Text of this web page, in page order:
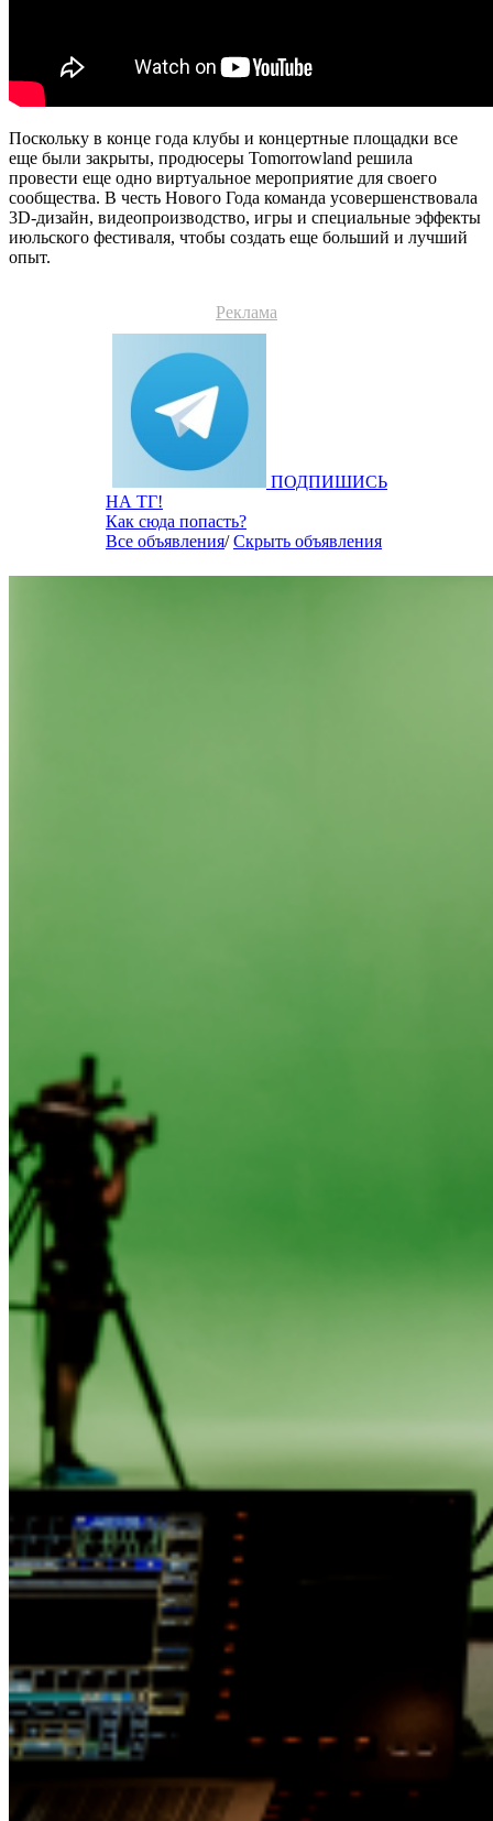
Поскольку в конце года клубы и концертные площадки все
еще были закрыты, продюсеры Tomorrowland решила
провести еще одно виртуальное мероприятие для своего
сообщества. В честь Нового Года команда усовершенствовала
3D-дизайн, видеопроизводство, игры и специальные эффекты
июльского фестиваля, чтобы создать еще больший и лучший
опыт.
Реклама
ПОДПИШИСЬ
НА ТГ!
Как сюда попасть?
Все объявления/Скрыть объявления